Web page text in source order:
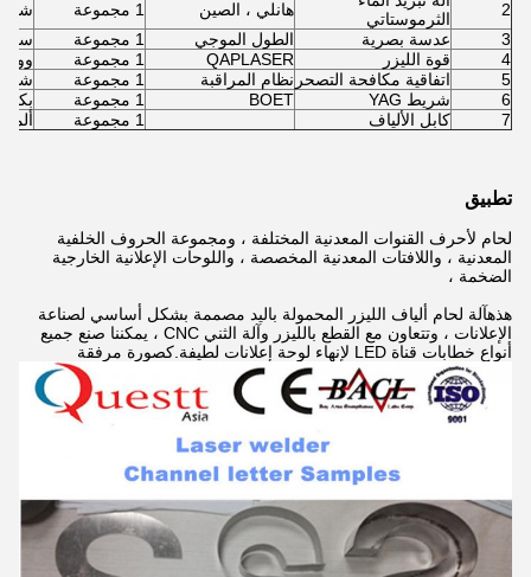
2
الثرموستاتي
هانلي ، الصين 1 مجموعة
3
عدسة بصرية الطول الموجي 1 مجموعة
4
قوة الليزر QAPLASER 1 مجموعة
5
اتفاقية مكافحة التصحر نظام المراقبة 1 مجموعة
6
شريط YAG BOET 1 مجموعة
بكين
7
كابل الألياف 1 مجموعة
تطبيق
لحام لأحرف القنوات المعدنية المختلفة ، ومجموعة الحروف الخلفية
المعدنية ، واللافتات المعدنية المخصصة ، واللوحات الإعلانية الخارجية
الضخمة ،
هذهآلة لحام ألياف الليزر المحمولة باليد مصممة بشكل أساسي لصناعة
الإعلانات ، وتتعاون مع القطع بالليزر وآلة الثني CNC ، يمكننا صنع جميع
أنواع خطابات قناة LED لإنهاء لوحة إعلانات لطيفة.كصورة مرفقة